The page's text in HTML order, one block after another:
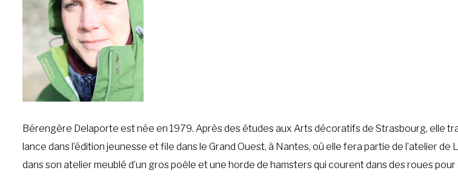
Bérengère Delaporte est née en 1979. Après des études aux Arts décoratifs de Strasbourg, elle
lance dans l’édition jeunesse et file dans le Grand Ouest, à Nantes, où elle fera partie de l’atelier
dans son atelier meublé d’un gros poêle et une horde de hamsters qui courent dans des roues